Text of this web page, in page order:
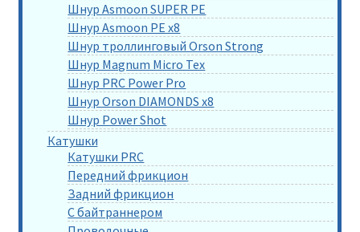
Шнур Asmoon SUPER PE
Шнур Asmoon PE x8
Шнур троллинговый Orson Strong
Шнур Magnum Micro Tex
Шнур PRC Power Pro
Шнур Orson DIAMONDS x8
Шнур Power Shot
Катушки
Катушки PRC
Передний фрикцион
Задний фрикцион
С байтраннером